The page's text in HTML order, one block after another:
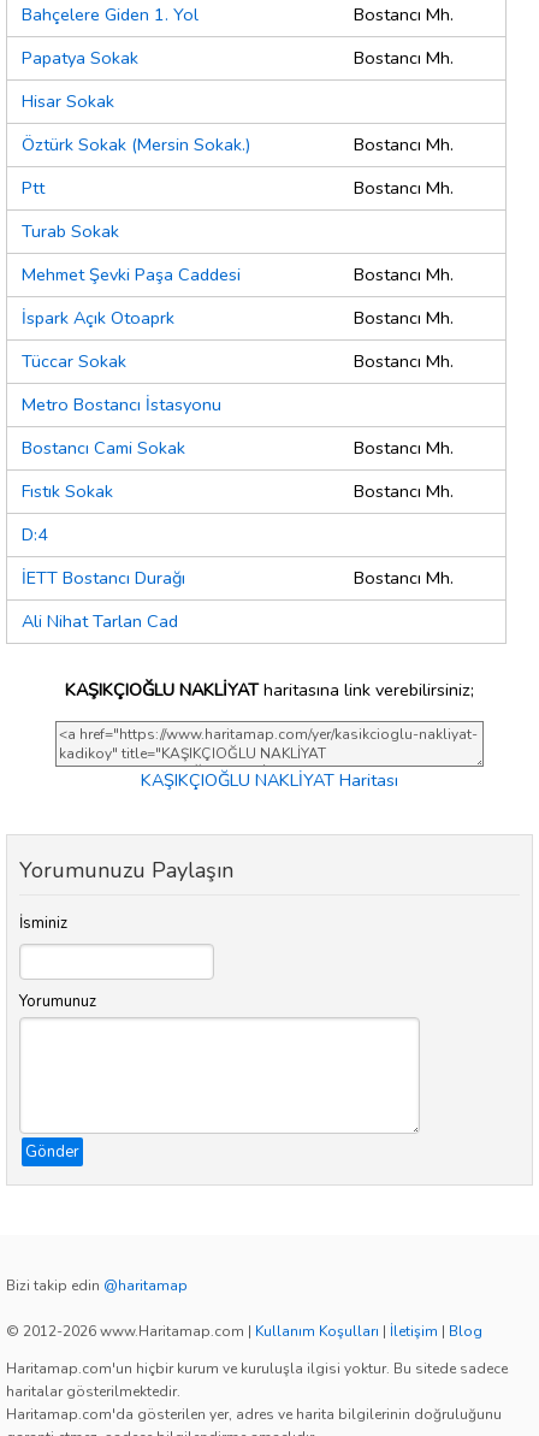
Bahçelere Giden 1. Yol
Bostancı Mh.
Papatya Sokak
Bostancı Mh.
Hisar Sokak
Öztürk Sokak (Mersin Sokak.)
Bostancı Mh.
Ptt
Bostancı Mh.
Turab Sokak
Mehmet Şevki Paşa Caddesi
Bostancı Mh.
İspark Açık Otoaprk
Bostancı Mh.
Tüccar Sokak
Bostancı Mh.
Metro Bostancı İstasyonu
Bostancı Cami Sokak
Bostancı Mh.
Fıstık Sokak
Bostancı Mh.
D:4
İETT Bostancı Durağı
Bostancı Mh.
Ali Nihat Tarlan Cad
KAŞIKÇIOĞLU NAKLİYATharitasına link verebilirsiniz;
KAŞIKÇIOĞLU NAKLİYAT Haritası
Yorumunuzu Paylaşın
İsminiz
Yorumunuz
Gönder
Bizi takip edin @haritamap
© 2012-2026 www.Haritamap.com | Kullanım Koşulları | İletişim | Blog
Haritamap.com'un hiçbir kurum ve kuruluşla ilgisi yoktur. Bu sitede sadece
haritalar gösterilmektedir.
Haritamap.com'da gösterilen yer, adres ve harita bilgilerinin doğruluğunu